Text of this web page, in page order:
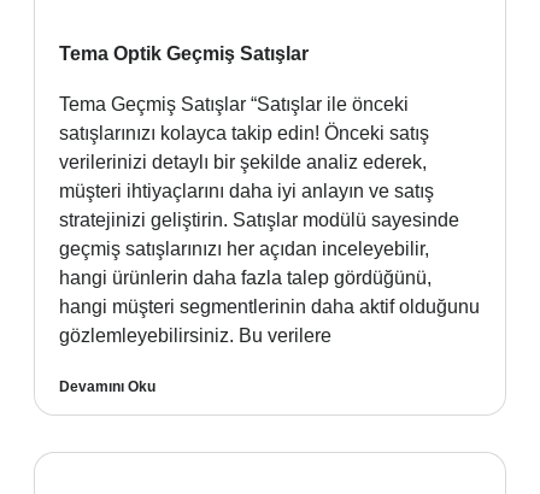
Tema Optik Geçmiş Satışlar
Tema Geçmiş Satışlar “Satışlar ile önceki
satışlarınızı kolayca takip edin! Önceki satış
verilerinizi detaylı bir şekilde analiz ederek,
müşteri ihtiyaçlarını daha iyi anlayın ve satış
stratejinizi geliştirin. Satışlar modülü sayesinde
geçmiş satışlarınızı her açıdan inceleyebilir,
hangi ürünlerin daha fazla talep gördüğünü,
hangi müşteri segmentlerinin daha aktif olduğunu
gözlemleyebilirsiniz. Bu verilere
Devamını Oku